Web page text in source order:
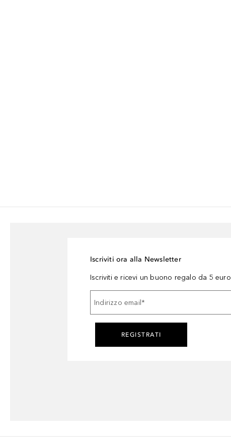
Iscriviti ora alla Newsletter
Iscriviti e ricevi un buono regalo da 5 euro
Indirizzo email *
REGISTRATI